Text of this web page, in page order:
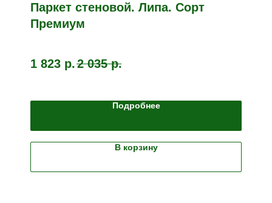
Паркет стеновой. Липа. Сорт
Премиум
1 823 р.2 035 р.
Подробнее
В корзину